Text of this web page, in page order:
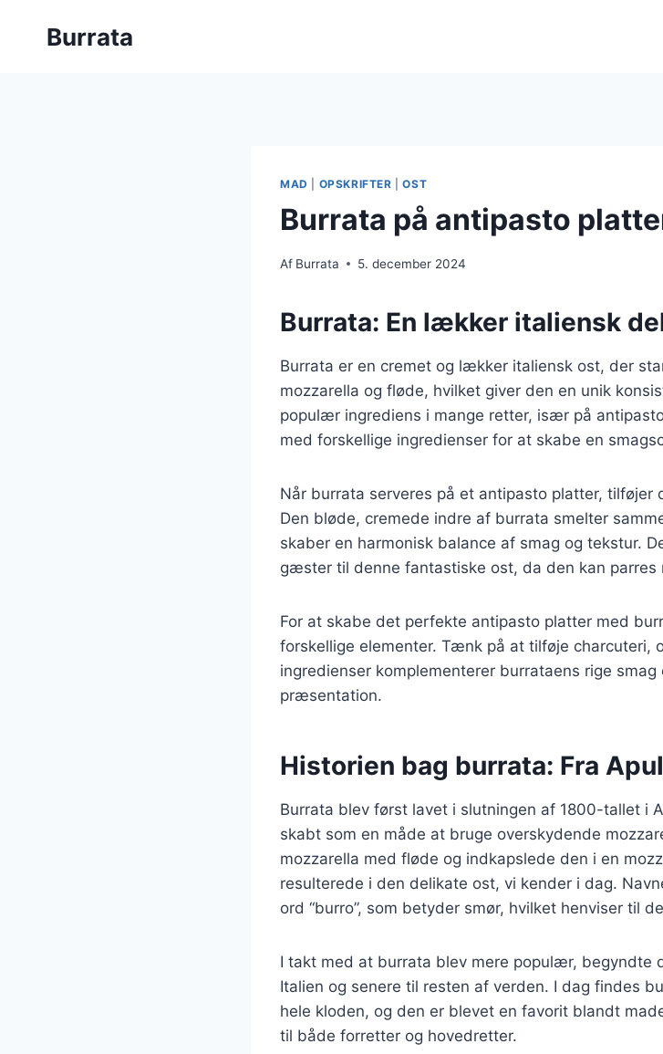
Burrata
MAD OPSKRIFTER |OST
Burrata på antipasto
Af Burrata 5. december 2024
Burrata: En lækker italiensk
Burrata er en cremet og lækker italiensk ost, der
mozzarella og fløde, hvilket giver den en unik
populær ingrediens i mange retter, især på
med forskellige ingredienser for at skabe en
Når burrata serveres på et antipasto platter, tilføjer
Den bløde, cremede indre af burrata smelter
skaber en harmonisk balance af smag og tekstur.
gæster til denne fantastiske ost, da den kan
For at skabe det perfekte antipasto platter med
forskellige elementer. Tænk på at tilføje charcuteri,
ingredienser komplementerer burrataens rige
præsentation.
Historien bag burrata: Fra
Burrata blev først lavet i slutningen af 1800-tallet i
skabt som en måde at bruge overskydende
mozzarella med fløde og indkapslede den i en
resulterede i den delikate ost, vi kender i dag.
ord “burro”, som betyder smør, hvilket henviser til
I takt med at burrata blev mere populær, begyndte
Italien og senere til resten af verden. I dag findes
hele kloden, og den er blevet en favorit blandt
til både forretter og hovedretter.